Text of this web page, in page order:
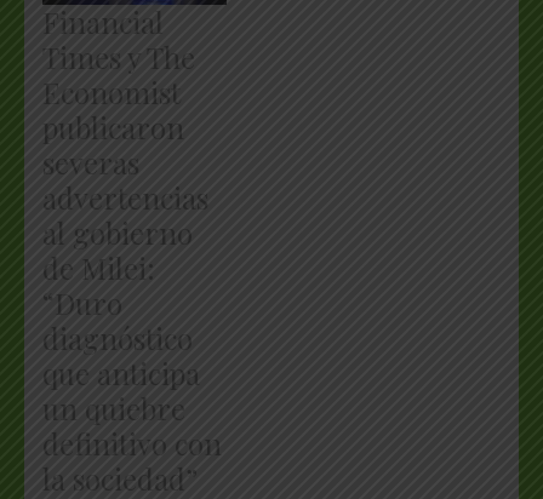
Financial
Times y The
Economist
publicaron
severas
advertencias
al gobierno
de Milei:
“Duro
diagnóstico
que anticipa
un quiebre
definitivo con
la sociedad”